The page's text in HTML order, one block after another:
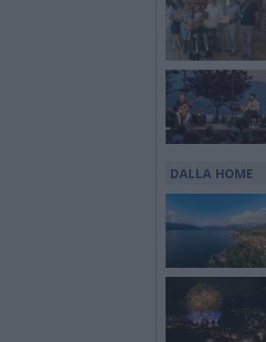
DALLA HOME